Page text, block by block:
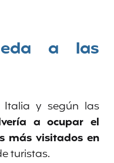
a las
Italia y según las
a ocupar el
más visitados en
turistas.